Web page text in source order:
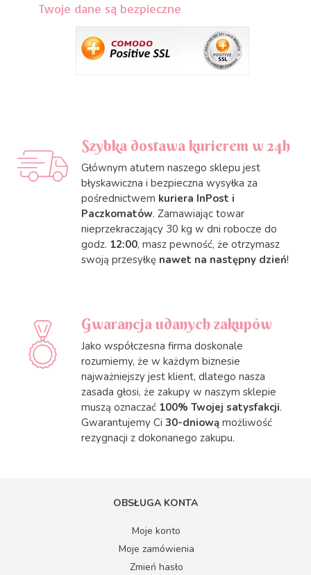
Twoje dane są bezpieczne
Szybka dostawa kurierem w 24h
Głównym atutem naszego sklepu jest
błyskawiczna i bezpieczna wysyłka za
pośrednictwem kuriera InPost i
Paczkomatów. Zamawiając towar
nieprzekraczający 30 kg w dni robocze do
godz. 12:00, masz pewność, że otrzymasz
swoją przesyłkę nawet na następny dzień!
Gwarancja udanych zakupów
Jako współczesna firma doskonale
rozumiemy, że w każdym biznesie
najważniejszy jest klient, dlatego nasza
zasada głosi, że zakupy w naszym sklepie
muszą oznaczać 100% Twojej satysfakcji.
Gwarantujemy Ci30-dniową możliwość
rezygnacji z dokonanego zakupu.
OBSŁUGA KONTA
Moje konto
Moje zamówienia
Zmień hasło